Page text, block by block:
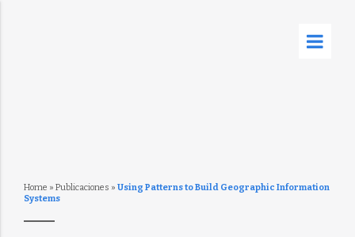
Home » Publicaciones » Using Patterns to Build Geographic Information
Systems